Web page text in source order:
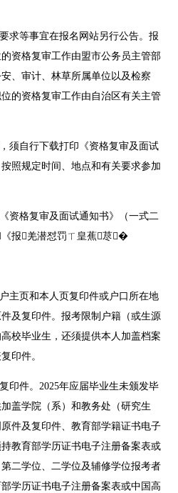
求等事宜在报名网站另行公告。报
资格复审工作由盟市公务员主管部
、审计、林草所属单位以及检察
的资格复审工作由自治区有关主管
须自行下载打印《资格复审及面试
照规定时间、地点和有关要求参加
资格复审及面试通知书》（一式二
报羌潜怼罚ㄒ皇蕉荩�
主页和本人页复印件或户口所在地
及复印件。报考限制户籍（或生源
校毕业生，还须提供本人加盖档案
印件。
印件。2025年应届毕业生未颁发毕
盖学院（系）和教务处（研究生
件及复印件、教育部学籍证书电子
教育部学历证书电子注册备案表或
二学位、二学位及辅修学位报考者
学历证书电子注册备案表或中国高